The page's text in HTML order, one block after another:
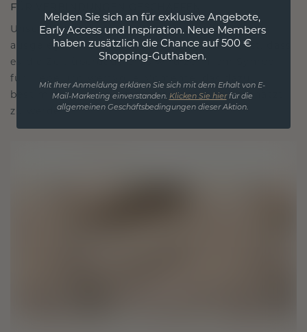
FÜR VERBINDUNGEN GESCHAFFEN
Unsere Designphilosophie ist auf Verbindung
ausgelegt, wobei jedes Stück so gestaltet ist, dass
es die Zeit überdauert. Es wird zu Ihrem Symbol
für Liebe und wertvolle Momente, das dazu
bestimmt ist, für immer getragen und geschätzt
zu werden.
Melden Sie sich an für exklusive Angebote,
Early Access und Inspiration. Neue Members
haben zusätzlich die Chance auf 500 €
Shopping-Guthaben.
Mit Ihrer Anmeldung erklären Sie sich mit dem Erhalt von E-
Mail-Marketing einverstanden. Klicken Sie hierfür die
allgemeinen Geschäftsbedingungen dieser Aktion.